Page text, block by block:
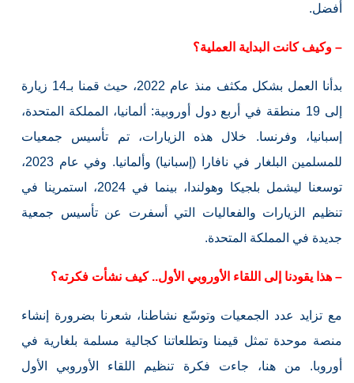
أفضل.
– وكيف كانت البداية العملية؟
بدأنا العمل بشكل مكثف منذ عام 2022، حيث قمنا بـ14 زيارة
إلى 19 منطقة في أربع دول أوروبية: ألمانيا، المملكة المتحدة،
إسبانيا، وفرنسا. خلال هذه الزيارات، تم تأسيس جمعيات
للمسلمين البلغار في نافارا (إسبانيا) وألمانيا. وفي عام 2023،
توسعنا ليشمل بلجيكا وهولندا، بينما في 2024، استمرينا في
تنظيم الزيارات والفعاليات التي أسفرت عن تأسيس جمعية
جديدة في المملكة المتحدة.
– هذا يقودنا إلى اللقاء الأوروبي الأول.. كيف نشأت فكرته؟
مع تزايد عدد الجمعيات وتوسّع نشاطنا، شعرنا بضرورة إنشاء
منصة موحدة تمثل قيمنا وتطلعاتنا كجالية مسلمة بلغارية في
أوروبا. من هنا، جاءت فكرة تنظيم اللقاء الأوروبي الأول